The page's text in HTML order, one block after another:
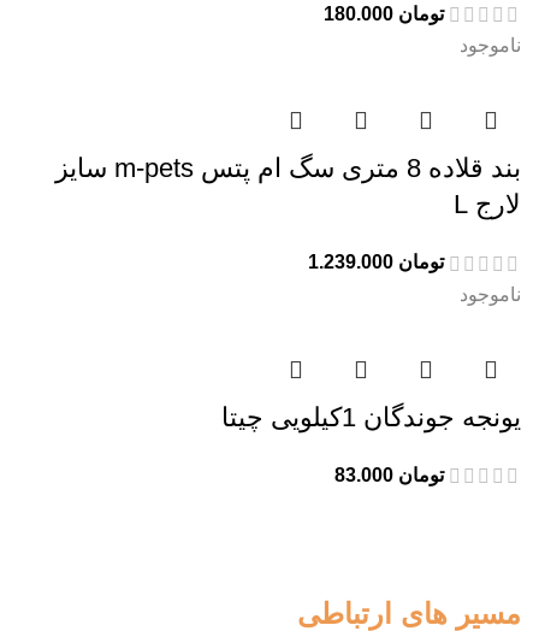
تومان
ناموجود
بند قلاده 8 متری سگ ام پتس m-pets سایز
لارج L
تومان
ناموجود
يونجه جوندگان 1کیلویی چیتا
تومان
مسیر های ارتباطی